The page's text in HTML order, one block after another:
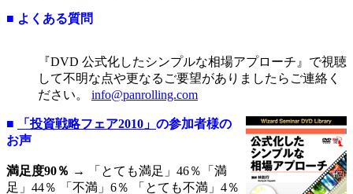
■ よくある質問
『DVD 公式化したシンプルな相場アプローチ』で視聴
して不明な点や更なるご要望がありましたらご連絡く
ださい。 info@panrolling.com
■ 「投資戦略フェア2010」 の参加者様の
お声
満足度90％ → 「とても満足」46％「満
足」44％ 「不満」6％ 「とても不満」4％